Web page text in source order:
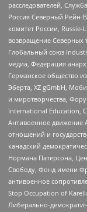
расследователей,
Россия Северный
комитет России, Russie-
возвращение Северных
Глобальный союз
медиа, Федерация
Германское общество
Эберта, XZ gGmbH,
и миротворчества,
International Education,
Антивоенное движение
отношений и
канадский
Нормана Патерсона,
Свободу, Фонд имени
антивоенное
Stop Occupation of
Либерально-